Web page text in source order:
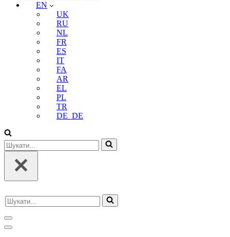
EN
UK
RU
NL
FR
ES
IT
FA
AR
EL
PL
TR
DE_DE
Шукати...
Шукати...
Навігаційне
меню
Навігаційне